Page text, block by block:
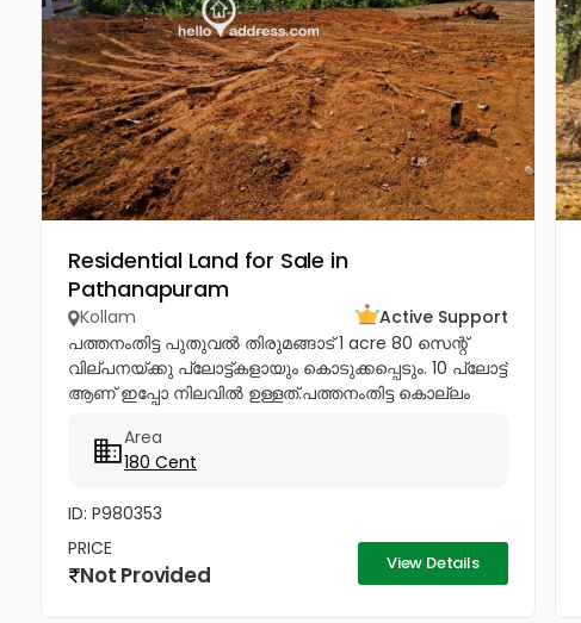
Residential Land for Sale in
Pathanapuram
Kollam
Active Support
പത്തനംതിട്ട പുതുവൽ തിരുമങ്ങാട് 1 acre 80 സെന്റ്
വില്പനയ്ക്കു പ്ലോട്ട്കളായും കൊടുക്കപ്പെടും. 10 പ്ലോട്ട്
ആണ് ഇപ്പോ നിലവിൽ ഉള്ളത്.പത്തനംതിട്ട കൊല്ലം
price - 75000 to 100000 per...
Area
180 Cent
ID: P980353
PRICE
Not Provided View Details